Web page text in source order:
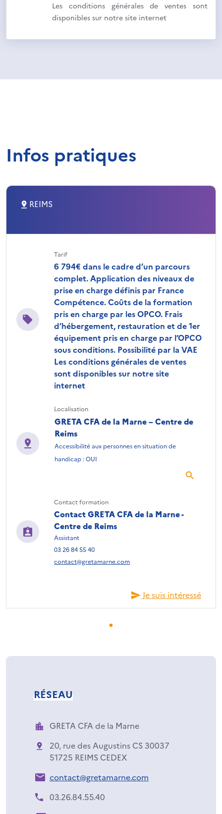
Les conditions générales de ventes sont
disponibles sur notre site internet
Infos pratiques
REIMS
Tarif
6 794€ dans le cadre d’un parcours
complet. Application des niveaux de
prise en charge définis par France
Compétence. Coûts de la formation
pris en charge par les OPCO. Frais
d’hébergement, restauration et de 1er
équipement pris en charge par l’OPCO
sous conditions. Possibilité par la VAE
Les conditions générales de ventes
sont disponibles sur notre site
internet
Localisation
GRETA CFA de la Marne – Centre de
Reims
Accessibilité aux personnes en situation de
handicap : OUI
Contact formation
Contact GRETA CFA de la Marne -
Centre de Reims
Assistant
03 26 84 55 40
contact@gretamarne.com
Je suis intéressé
RÉSEAU
GRETA CFA de la Marne
20, rue des Augustins CS 30037
51725 REIMS CEDEX
contact@gretamarne.com
03.26.84.55.40